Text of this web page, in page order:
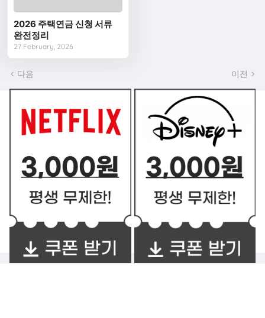
2026 주택연금 신청 서류
완전정리
27 February, 2026
다음 이전
쿠폰 BEST2